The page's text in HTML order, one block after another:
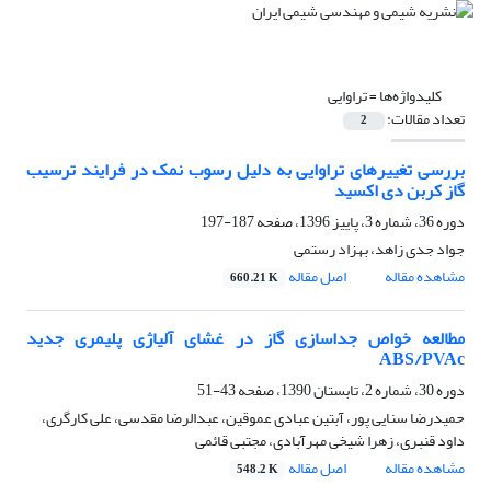
کلیدواژه‌ها =تراوایی
تعداد مقالات: 2
بررسی تغییرهای تراوایی به دلیل رسوب نمک در فرایند ترسیب
گاز کربن دی اکسید
دوره 36، شماره 3، پاییز 1396، صفحه
187-197
جواد جدی زاهد، بهزاد رستمی
مشاهده مقاله
اصل مقاله 660.21 K
مطالعه خواص جداسازی گاز در غشای آلیاژی پلیمری جدید
ABS/PVAc
دوره 30، شماره 2، تابستان 1390، صفحه
43-51
حمیدرضا سنایی پور، آبتین عبادی عموقین، عبدالرضا مقدسی، علی کارگری،
داود قنبری، زهرا شیخی مهرآبادی، مجتبی قائمی
مشاهده مقاله
اصل مقاله 548.2 K